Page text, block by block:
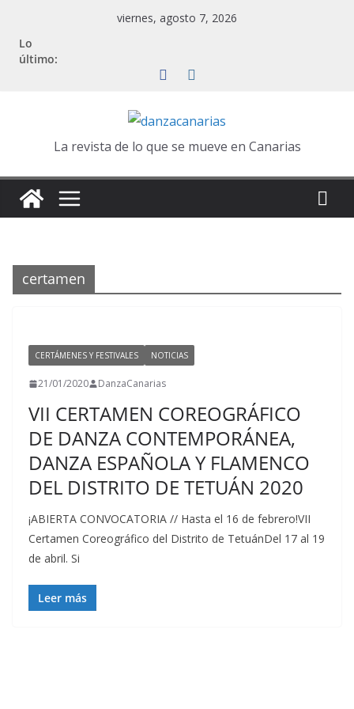
contenido
viernes, agosto 7, 2026
Lo
último:
La revista de lo que se mueve en Canarias
certamen
CERTÁMENES Y FESTIVALES NOTICIAS
21/01/2020 DanzaCanarias
VII CERTAMEN COREOGRÁFICO
DE DANZA CONTEMPORÁNEA,
DANZA ESPAÑOLA Y FLAMENCO
DEL DISTRITO DE TETUÁN 2020
¡ABIERTA CONVOCATORIA // Hasta el 16 de febrero!VII
Certamen Coreográfico del Distrito de TetuánDel 17 al 19
de abril. Si
Leer más